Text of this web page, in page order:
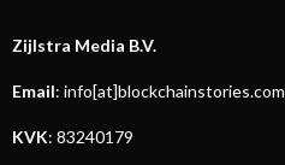
Zijlstra Media B.V.
Email: info[at]blockchainstories.com
KVK: 83240179